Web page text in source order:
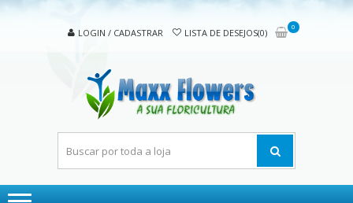
Skip
Skip
LOGIN / CADASTRAR LISTA DE DESEJOS(0)
0